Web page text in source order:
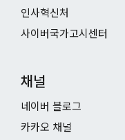
인사혁신처
사이버국가고시센터
채널
네이버 블로그
카카오 채널